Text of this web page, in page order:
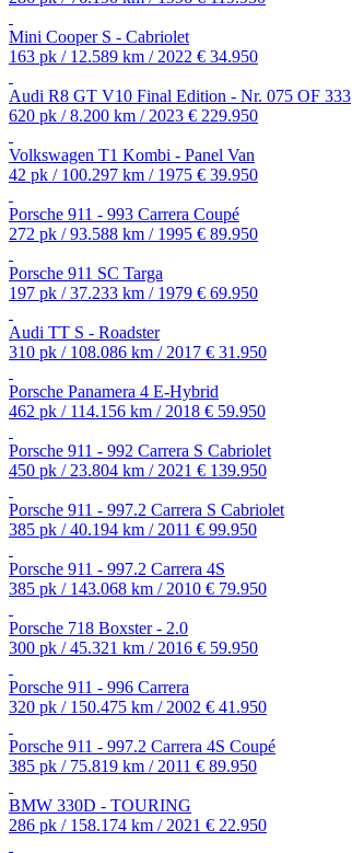
Mini Cooper S - Cabriolet
163 pk / 12.589 km / 2022 € 34.950
Audi R8 GT V10 Final Edition - Nr. 075 OF 333
620 pk / 8.200 km / 2023 € 229.950
Volkswagen T1 Kombi - Panel Van
42 pk / 100.297 km / 1975 € 39.950
Porsche 911 - 993 Carrera Coupé
272 pk / 93.588 km / 1995 € 89.950
Porsche 911 SC Targa
197 pk / 37.233 km / 1979 € 69.950
Audi TT S - Roadster
310 pk / 108.086 km / 2017 € 31.950
Porsche Panamera 4 E-Hybrid
462 pk / 114.156 km / 2018 € 59.950
Porsche 911 - 992 Carrera S Cabriolet
450 pk / 23.804 km / 2021 € 139.950
Porsche 911 - 997.2 Carrera S Cabriolet
385 pk / 40.194 km / 2011 € 99.950
Porsche 911 - 997.2 Carrera 4S
385 pk / 143.068 km / 2010 € 79.950
Porsche 718 Boxster - 2.0
300 pk / 45.321 km / 2016 € 59.950
Porsche 911 - 996 Carrera
320 pk / 150.475 km / 2002 € 41.950
Porsche 911 - 997.2 Carrera 4S Coupé
385 pk / 75.819 km / 2011 € 89.950
BMW 330D - TOURING
286 pk / 158.174 km / 2021 € 22.950